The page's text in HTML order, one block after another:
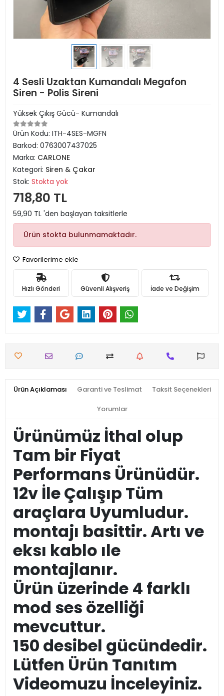
4 Sesli Uzaktan Kumandalı Megafon
Siren - Polis Sireni
Yüksek Çıkış Gücü- Kumandalı
Ürün Kodu: ITH-4SES-MGFN
Barkod: 0763007437025
Marka: CARLONE
Kategori: Siren & Çakar
Stok: Stokta yok
718,80 TL
59,90 TL 'den başlayan taksitlerle
Ürün stokta bulunmamaktadır.
Favorilerime ekle
Hızlı Gönderi Güvenli Alışveriş İade ve Değişim
Ürün Açıklaması Garanti ve Teslimat Taksit Seçenekleri
Yorumlar
Ürünümüz İthal olup
Tam bir Fiyat
Performans Ürünüdür.
12v İle Çalışıp Tüm
araçlara Uyumludur.
montajı basittir. Artı ve
eksı kablo ıle
montajlanır.
Ürün üzerinde 4 farklı
mod ses özelliği
mevcuttur.
150 desibel gücündedir.
Lütfen Ürün Tanıtım
Videomuzu İnceleyiniz.